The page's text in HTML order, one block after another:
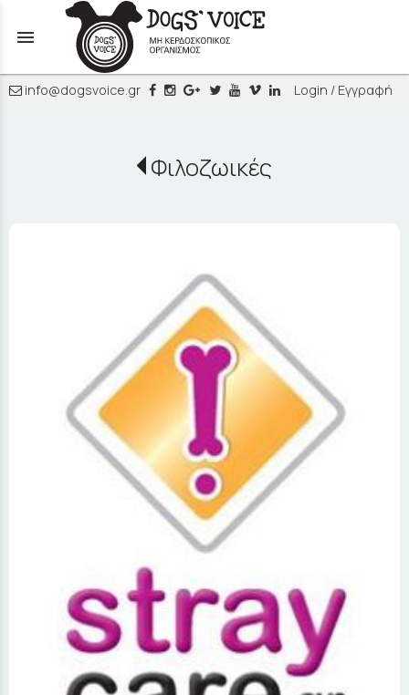
menu
info@dogsvoice.gr Login / Εγγραφή
Φιλοζωικές